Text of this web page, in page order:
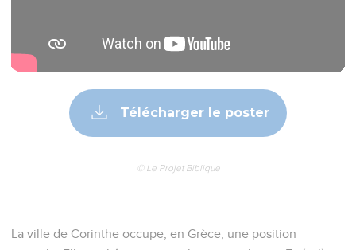
Télécharger le poster
© Le Projet Biblique
La ville de Corinthe occupe, en Grèce, une position